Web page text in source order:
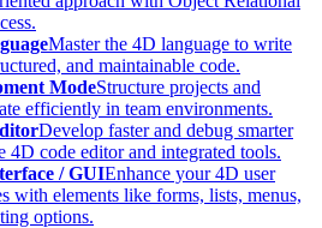
Master the 4D language to write
and maintainable code.
ModeStructure projects and
efficiently in team environments.
Develop faster and debug smarter
4D code editor and integrated tools.
/ GUIEnhance your 4D user
with elements like forms, lists, menus,
options.